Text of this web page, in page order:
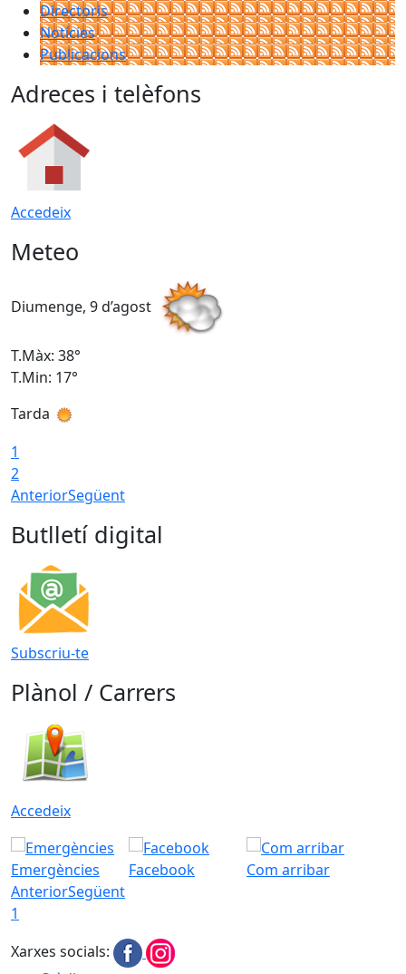
Directoris
Notícies
Publicacions
Adreces i telèfons
Accedeix
Meteo
Diumenge, 9 d’agost
T.Màx: 38°
T.Min: 17°
Tarda
1
2
AnteriorSegüent
Butlletí digital
Subscriu-te
Plànol / Carrers
Accedeix
Emergències Facebook
Com arribar
AnteriorSegüent
1
Xarxes socials: